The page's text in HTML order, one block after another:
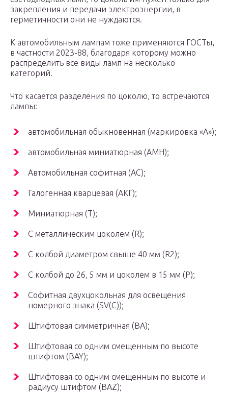
закрепления и передачи электроэнергии, в
герметичности они не нуждаются.
К автомобильным лампам тоже применяются ГОСТы,
в частности 2023-88, благодаря которому можно
распределить все виды ламп на несколько
категорий.
Что касается разделения по цоколю, то встречаются
лампы:
автомобильная обыкновенная (маркировка «А»);
автомобильная миниатюрная (АМН);
Автомобильная софитная (АС);
Галогенная кварцевая (АКГ);
Миниатюрная (Т);
С металлическим цоколем (R);
С колбой диаметром свыше 40 мм (R2);
С колбой до 26, 5 мм и цоколем в 15 мм (Р);
Софитная двухцокольная для освещения
номерного знака (SV(C));
Штифтовая симметричная (ВА);
Штифтовая со одним смещенным по высоте
штифтом (BAY);
Штифтовая со одним смещенным по высоте и
радиусу штифтом (BAZ);